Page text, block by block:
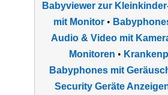
Babyviewer zur
mit Monitor •
Audio & Video mit
Monitoren •
Babyphones mit
Security Geräte